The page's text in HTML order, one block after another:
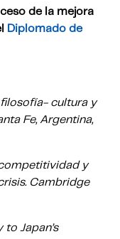
de la mejora
Diplomado de
filosofía- cultura y
Fe, Argentina,
competitividad y
Cambridge
to Japan’s